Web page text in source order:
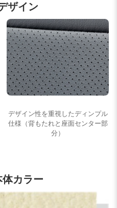
ザイン
デザイン性を重視したディンプル
仕様（背もたれと座面センター部
分）
カラー